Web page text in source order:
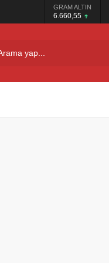
GRAM ALTIN
6.660,55